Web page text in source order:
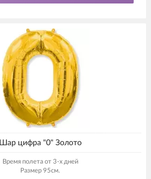
Шар цифра "0" Золото
Время полета от 3-х дней
Размер 95см.